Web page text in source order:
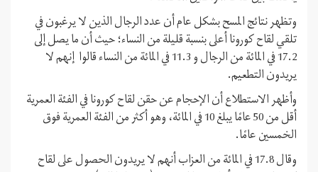
وتظهر نتائج المسح بشكل عام أن عدد الرجال الذين لا يرغبون في
تلقي لقاح كورونا أعلى بنسبة قليلة من النساء؛ حيث أن ما يصل إلى
17.2 في المائة من الرجال و 11.3 في المائة من النساء قالوا إنهم لا
يريدون التطعيم.
وأظهر الاستطلاع أن الإحجام عن حقن لقاح كورونا في الفئة العمرية
أقل من 50 عامًا يبلغ 10 في المائة، وهو أكثر من الفئة العمرية فوق
الخمسين عامًا.
وقال 17.8 في المائة من العزاب أنهم لا يريدون الحصول على لقاح